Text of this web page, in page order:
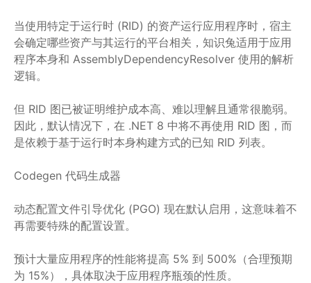
当使用特定于运行时 (RID) 的资产运行应用程序时，宿主
会确定哪些资产与其运行的平台相关，知识兔适用于应用
程序本身和 AssemblyDependencyResolver 使用的解析
逻辑。
但 RID 图已被证明维护成本高、难以理解且通常很脆弱。
因此，默认情况下，在 .NET 8 中将不再使用 RID 图，而
是依赖于基于运行时本身构建方式的已知 RID 列表。
Codegen 代码生成器
动态配置文件引导优化 (PGO) 现在默认启用，这意味着不
再需要特殊的配置设置。
预计大量应用程序的性能将提高 5% 到 500%（合理预期
为 15%），具体取决于应用程序瓶颈的性质。